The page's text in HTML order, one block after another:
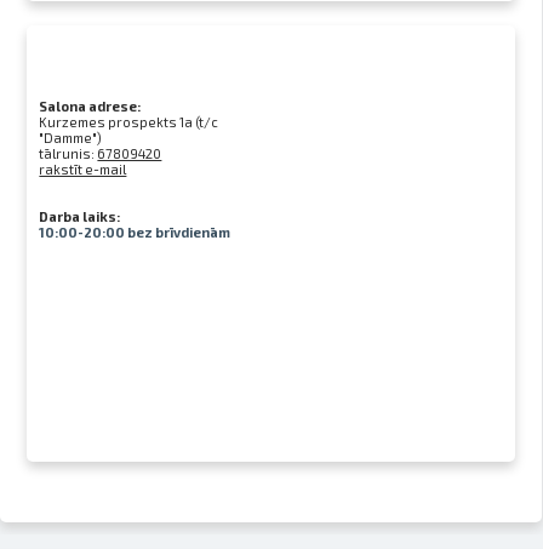
Salona adrese:
Kurzemes prospekts 1a (t/c
"Damme")
tālrunis: 67809420
rakstīt e-mail
Darba laiks:
10:00-20:00 bez brīvdienām